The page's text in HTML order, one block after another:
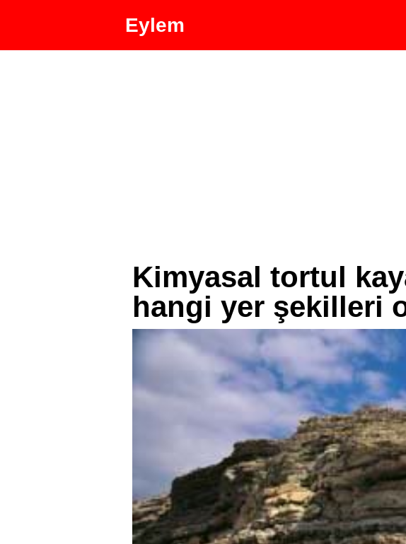
Eylem
Kimyasal tortul
hangi yer şekilleri